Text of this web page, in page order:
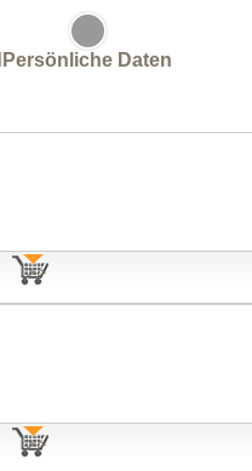
Persönliche Daten